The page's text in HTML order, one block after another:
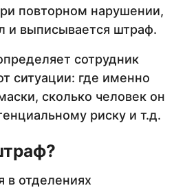
повторном нарушении,
и выписывается штраф.
сотрудник
ситуации: где именно
сколько человек он
риску и т.д.
в отделениях